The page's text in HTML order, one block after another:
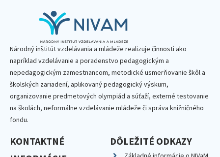
Národný inštitút vzdelávania a mládeže realizuje činnosti ako
napríklad vzdelávanie a poradenstvo pedagogickým a
nepedagogickým zamestnancom, metodické usmerňovanie škôl a
školských zariadení, aplikovaný pedagogický výskum,
organizovanie predmetových olympiád a súťaží, externé testovanie
na školách, neformálne vzdelávanie mládeže či správa knižničného
fondu.
KONTAKTNÉ
DÔLEŽITÉ ODKAZY